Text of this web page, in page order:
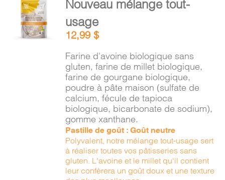
PANIER
AU
PANIER
/
DÉTAILS
Nouveau mélange tout-
usage
12,99$
Farine d'avoine biologique sans
gluten, farine de millet biologique,
farine de gourgane biologique,
poudre à pâte maison (sulfate de
calcium, fécule de tapioca
biologique, bicarbonate de sodium),
gomme xanthane.
Pastille de goût : Goût neutre
Polyvalent, notre mélange tout-usage sert
à réaliser toutes vos pâtisseries sans
gluten. L'avoine et le millet qu'il contient
leur confèrera un goût doux et une texture